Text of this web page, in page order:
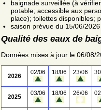
baignade surveillée (à
potable; accessible aux
place); toilettes disponibles;
saison prévue du 15/06/
Qualité des eaux de
Données mises à jour le 06/08/
2026
02/06 18/06 23/06
2025
03/06 18/06 26/06